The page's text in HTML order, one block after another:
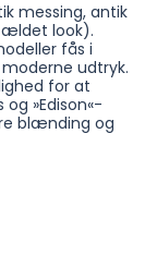
messing, antik
look).
fås i
udtryk.
for at
»Edison«-
blænding og